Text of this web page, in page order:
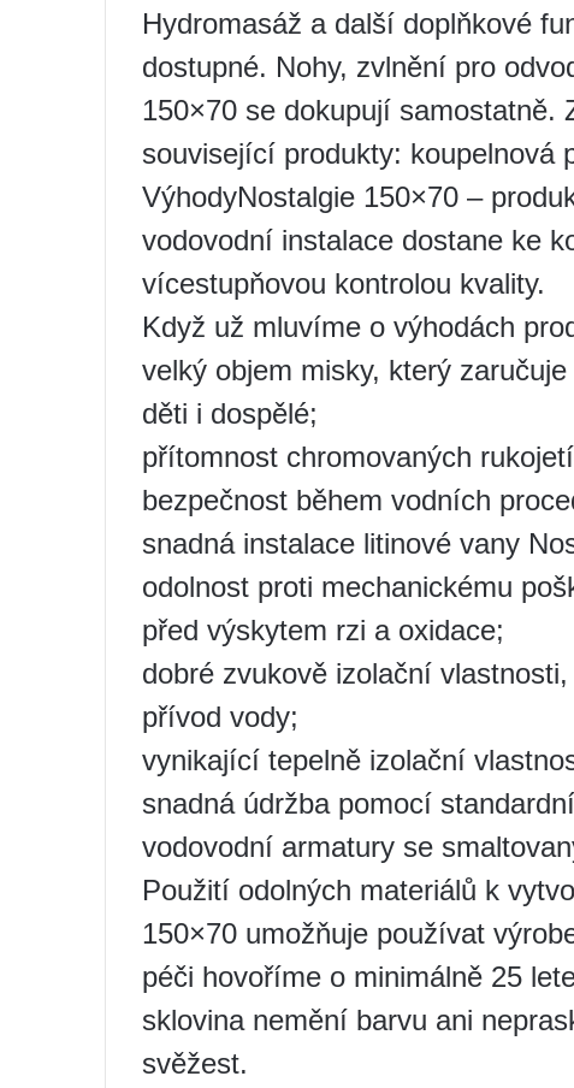
Hydromasáž a další doplňkové
dostupné. Nohy, zvlnění pro
150×70 se dokupují samostatně.
související produkty: koupelnová
VýhodyNostalgie 150×70 –
vodovodní instalace dostane ke
vícestupňovou kontrolou kvality.
Když už mluvíme o výhodách
velký objem misky, který
děti i dospělé;
přítomnost chromovaných
bezpečnost během vodních
snadná instalace litinové vany
odolnost proti mechanickému
před výskytem rzi a oxidace;
dobré zvukově izolační
přívod vody;
vynikající tepelně izolační
snadná údržba pomocí
vodovodní armatury se
Použití odolných materiálů k
150×70 umožňuje používat
péči hovoříme o minimálně 25
sklovina nemění barvu ani
svěžest.